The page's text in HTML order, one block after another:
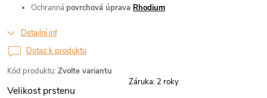
Kód produktu: Zvolte variantu
Ochranná povrchová úprava Rhodium
Detailní informace
Velikost prstenu
Dotaz k produktu
Záruka: 2 roky